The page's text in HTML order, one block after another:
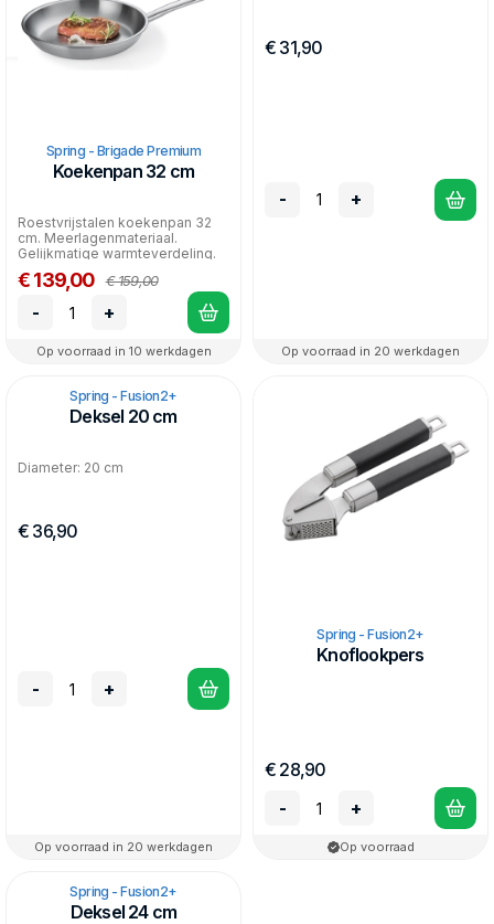
Spring - Brigade Premium
Koekenpan 32 cm
Roestvrijstalen koekenpan 32
cm. Meerlagenmateriaal.
Gelijkmatige warmteverdeling.
Geschikt voor alle war...
€ 139,00 € 159,00
- +
Op voorraad in 10 werkdagen
€ 31,90
- +
Op voorraad in 20 werkdagen
Spring - Fusion2+
Deksel 20 cm
Diameter: 20 cm
€ 36,90
- +
Op voorraad in 20 werkdagen
Spring - Fusion2+
Knoflookpers
€ 28,90
-
+
Op voorraad
Spring - Fusion2+
Deksel 24 cm